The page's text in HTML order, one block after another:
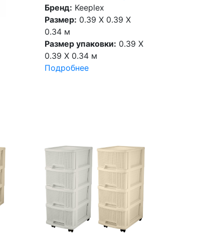
Бренд: Keeplex
Размер: 0.39 X 0.39 X
0.34 м
Размер упаковки: 0.39 X
0.39 X 0.34 м
Подробнее